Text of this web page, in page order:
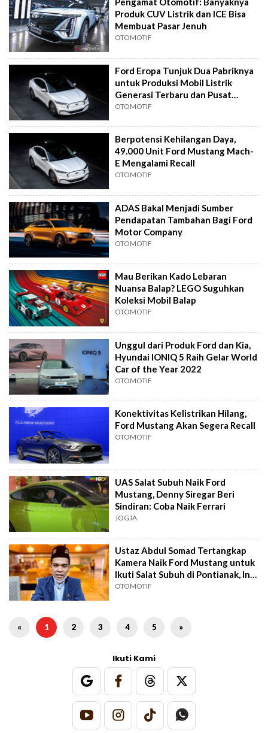
Produk CUV Listrik dan ICE Bisa
Membuat Pasar Jenuh
OTOMOTIF
Ford Eropa Tunjuk Dua Pabriknya
untuk Produksi Mobil Listrik
Generasi Terbaru dan Pusat
Elektrifikasi
OTOMOTIF
Berpotensi Kehilangan Daya,
49.000 Unit Ford Mustang Mach-
E Mengalami Recall
OTOMOTIF
ADAS Bakal Menjadi Sumber
Pendapatan Tambahan Bagi Ford
Motor Company
OTOMOTIF
Mau Berikan Kado Lebaran
Nuansa Balap? LEGO Suguhkan
Koleksi Mobil Balap
OTOMOTIF
Unggul dari Produk Ford dan Kia,
Hyundai IONIQ 5 Raih Gelar World
Car of the Year 2022
OTOMOTIF
Konektivitas Kelistrikan Hilang,
Ford Mustang Akan Segera Recall
OTOMOTIF
UAS Salat Subuh Naik Ford
Mustang, Denny Siregar Beri
Sindiran: Coba Naik Ferrari
JOGJA
Ustaz Abdul Somad Tertangkap
Kamera Naik Ford Mustang untuk
Ikuti Salat Subuh di Pontianak, Ini
Harga dan Spesifikasinya
OTOMOTIF
« 1 2 3 4 5 »
Ikuti Kami